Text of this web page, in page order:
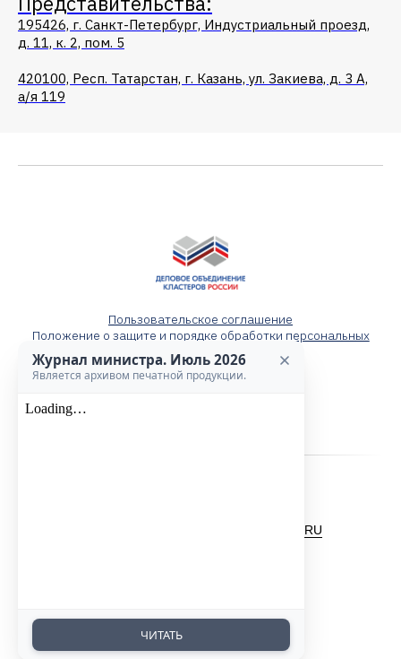
Журнал министра. Июль 2026
Является архивом печатной продукции.
ЧИТАТЬ
195426, г. Санкт-Петербург, Индустриальный проезд,
д. 11, к. 2, пом. 5
420100, Респ. Татарстан, г. Казань, ул. Закиева, д. 3 А,
а/я 119
Пользовательское соглашение
Положение о защите и порядке обработки персональных
данных
Разработка сайтов MUSTAIDA.RU